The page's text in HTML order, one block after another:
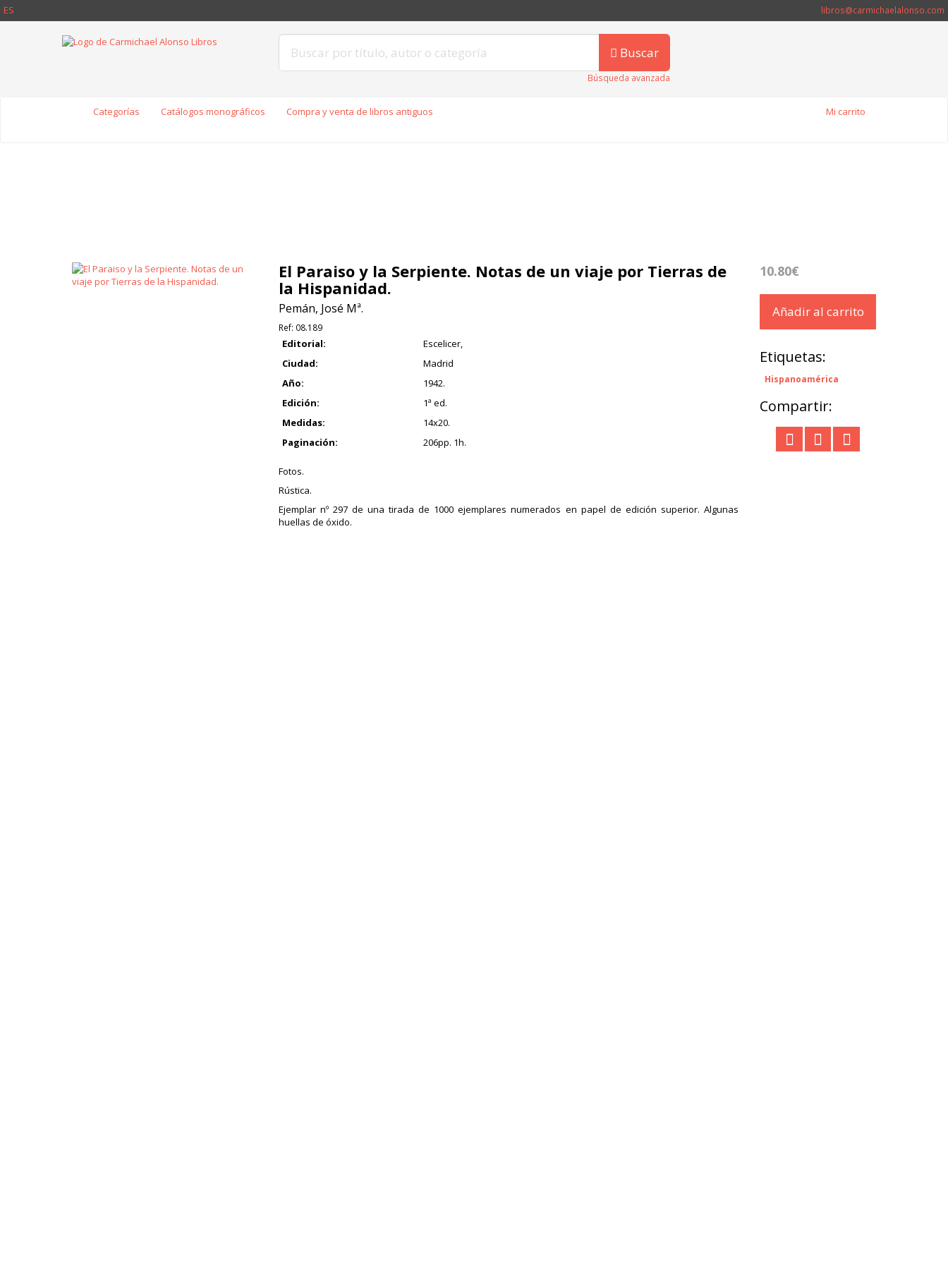
ES libros@carmichaelalonso.com
Buscar
Búsqueda avanzada
Categorías Catálogos monográficos Compra y venta de libros antiguos Mi carrito
El Paraiso y la Serpiente. Notas de un viaje por Tierras de
la Hispanidad.
Pemán, José Mª.
Ref: 08.189
Editorial:
Escelicer,
Ciudad:
Madrid
Año:
1942.
Edición:
1ª ed.
Medidas:
14x20.
Paginación:
206pp. 1h.
Fotos.
Rústica.
Ejemplar nº 297 de una tirada de 1000 ejemplares numerados en papel de edición superior. Algunas
huellas de óxido.
10.80€
Añadir al carrito
Etiquetas:
Hispanoamérica
Compartir: